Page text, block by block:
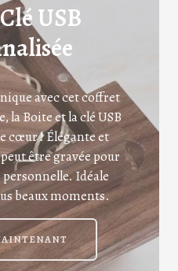
USB
avec cet coffret
la Boite et la clé USB
cœur ! Élégante et
être gravée pour
Idéale
beaux moments.